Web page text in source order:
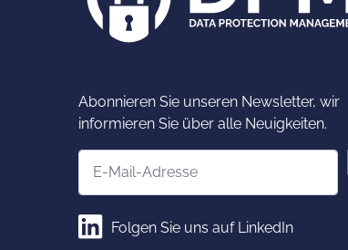
Abonnieren Sie unseren Newsletter, wir
informieren Sie über alle Neuigkeiten.
E-Mail-Adresse
Folgen Sie uns auf LinkedIn